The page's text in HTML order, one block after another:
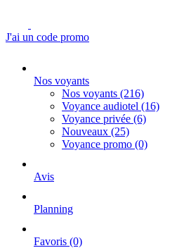
J'ai un code promo
Nos voyants
Nos voyants (216)
Voyance audiotel (16)
Voyance privée (6)
Nouveaux (25)
Voyance promo (0)
Avis
Planning
Favoris (0)